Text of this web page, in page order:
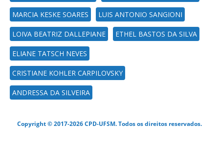
MARCIA KESKE SOARES LUIS ANTONIO SANGIONI
LOIVA BEATRIZ DALLEPIANE ETHEL BASTOS DA SILVA
ELIANE TATSCH NEVES
CRISTIANE KOHLER CARPILOVSKY
ANDRESSA DA SILVEIRA
Copyright © 2017-2026 CPD-UFSM. Todos os direitos reservados.